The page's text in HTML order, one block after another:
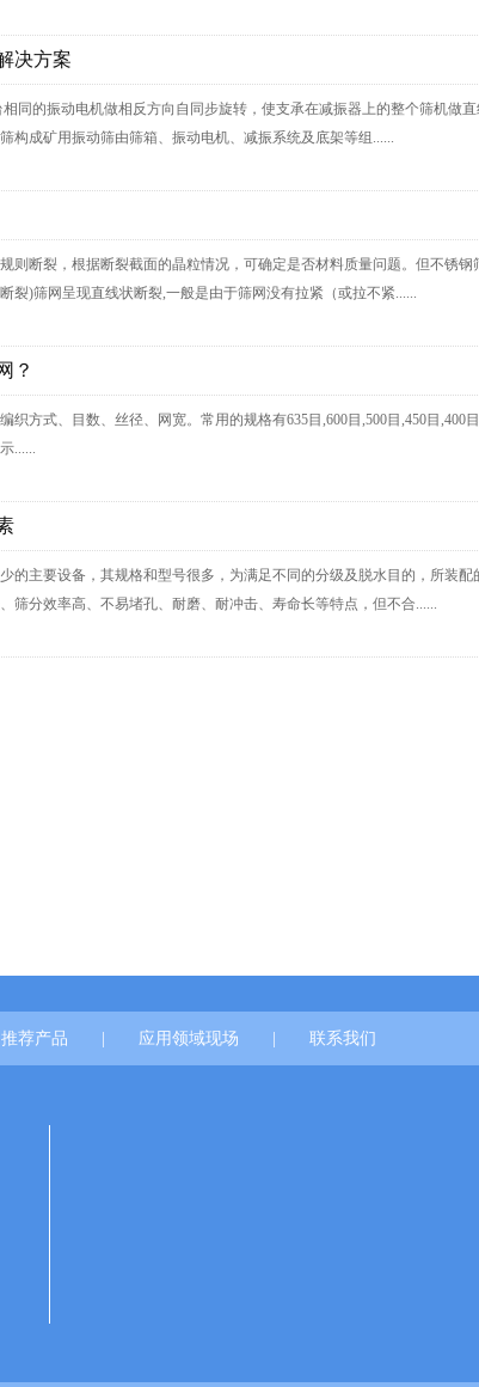
决方案
同的振动电机做相反方向自同步旋转，使支承在减振器上的整个筛机做
构成矿用振动筛由筛箱、振动电机、减振系统及底架等组......
则断裂，根据断裂截面的晶粒情况，可确定是否材料质量问题。但不锈
裂)筛网呈现直线状断裂,一般是由于筛网没有拉紧（或拉不紧......
？
方式、目数、丝径、网宽。常用的规格有635目,600目,500目,450目,400
......
的主要设备，其规格和型号很多，为满足不同的分级及脱水目的，所装
筛分效率高、不易堵孔、耐磨、耐冲击、寿命长等特点，但不合......
推荐产品 应用领域现场 联系我们